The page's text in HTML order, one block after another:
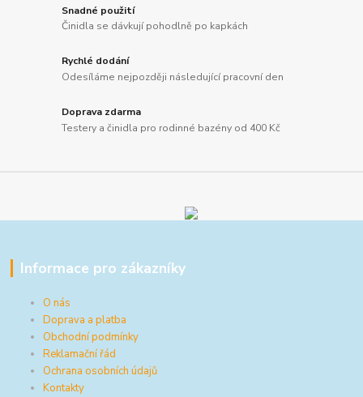
Snadné použití
Činidla se dávkují pohodlně po kapkách
Rychlé dodání
Odesíláme nejpozději následující pracovní den
Doprava zdarma
Testery a činidla pro rodinné bazény od 400 Kč
Informace pro zákazníky
O nás
Doprava a platba
Obchodní podmínky
Reklamační řád
Ochrana osobních údajů
Kontakty